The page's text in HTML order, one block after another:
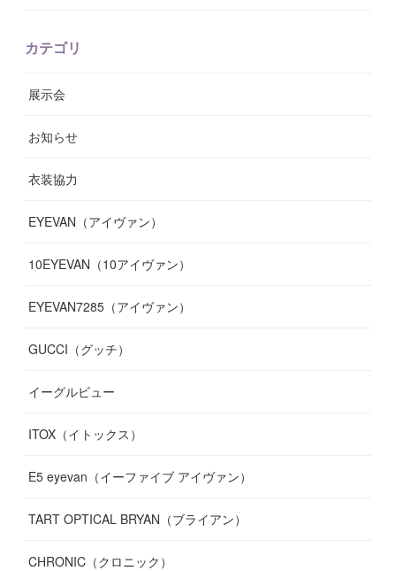
9
(14
(8
(9
(14
(19
(12)
(10)
(12
(10
(17)
(11)
(10)
(9
(7
(7
(10)
(11)
12)
(3
( 7
(13)
(11)
(13)
7)
(12)
(
( 5
(8)
(12)
11)
(13)
(13)
(10 )
(10)
13)
(16)
(14)
(17)
カテゴリ
展示会
お知らせ
衣装協力
EYEVAN（アイヴァン）
10EYEVAN（10アイヴァン）
EYEVAN7285（アイヴァン）
GUCCI（グッチ）
イーグルビュー
ITOX（イトックス）
E5 eyevan（イーファイブ アイヴァン）
TART OPTICAL BRYAN（ブライアン）
CHRONIC（クロニック）